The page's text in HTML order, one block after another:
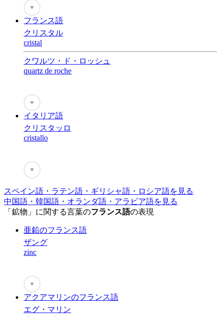
♥
フランス語
クリスタル
cristal
クワルツ・ド・ロッシュ
quartz de roche
♥
イタリア語
クリスタッロ
cristallo
♥
スペイン語・ラテン語・ギリシャ語・ロシア語を見る
中国語・韓国語・オランダ語・アラビア語を見る
「鉱物」に関する言葉のフランス語の表現
亜鉛のフランス語
ザング
zinc
♥
アクアマリンのフランス語
エグ・マリン